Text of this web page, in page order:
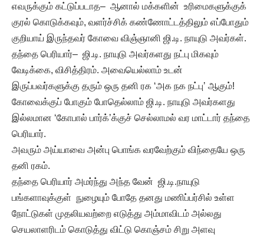
எவருக்கும் கட்டுப்படாத– ஆனால் மக்களின் உரிமைகளுக்குக்
குரல் கொடுக்கவும், வளர்ச்சிக் கண்ணோட்டத்திலும் எப்போதும்
குறியாய் இருந்தவர் கோவை விஞ்ஞானி ஜி.டி. நாயுடு அவர்கள்.
தந்தை பெரியார்– ஜி.டி. நாயுடு அவர்களது நட்பு மிகவும்
வேடிக்கை, விசித்திரம். அவையெல்லாம் உடன்
இருப்பவர்களுக்கு தரும் ஒரு தனி ரக ‘அக நக நட்பு’ ஆகும்!
கோவைக்குப் போகும் போதெல்லாம் ஜி.டி. நாயுடு அவர்களது
இல்லமான ‘கோபால் பார்க்’க்குச் செல்லாமல் வர மாட்டார் தந்தை
பெரியார்.
அவரும் அய்யாவை அன்பு பொங்க வரவேற்கும் விந்தையே ஒரு
தனி ரகம்.
தந்தை பெரியார் அமர்ந்து அந்த வேன் ஜி.டி.நாயுடு
பங்களாவுக்குள் நுழையும் போதே தனது மணிப்பர்சில் உள்ள
நோட்டுகள் முதலியவற்றை எடுத்து அம்மாவிடம் அல்லது
செயலாளரிடம் கொடுத்து விட்டு கொஞ்சம் சிறு அளவு